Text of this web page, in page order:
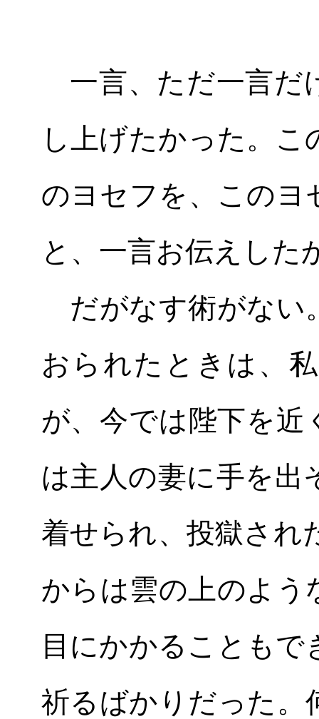
一言、ただ一言だ
し上げたかった。
のヨセフを、このヨ
と、一言お伝えした
だがなす術がない
おられたときは、
が、今では陛下を近
は主人の妻に手を出
着せられ、投獄され
からは雲の上のよう
目にかかることも
祈るばかりだった。